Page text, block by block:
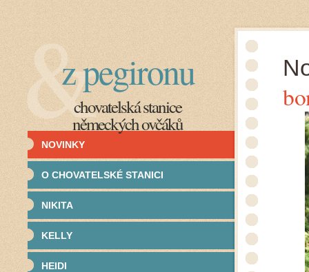
z pegironu
chovatelská stanice
německých ovčáků
NOVINKY
O CHOVATELSKÉ STANICI
NIKITA
KELLY
HEIDI